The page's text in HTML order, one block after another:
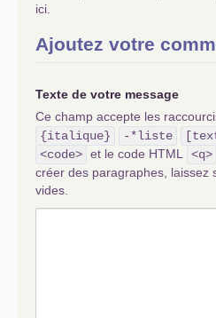
ici.
Ajoutez votre
Texte de votre message
Ce champ accepte les
{italique}
-*liste
<code> et le code HTML <q>
créer des paragraphes, laissez
vides.